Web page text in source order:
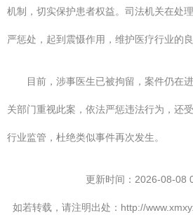
机制，切实保护患者权益。司法机关在处
严惩处，起到震慑作用，维护医疗行业的良
目前，涉事医生已被拘留，案件仍在
关部门重视此案，依法严惩违法行为，还
行业监管，杜绝类似事件再次发生。
更新时间：2026-08-08
如若转载，请注明出处：http://